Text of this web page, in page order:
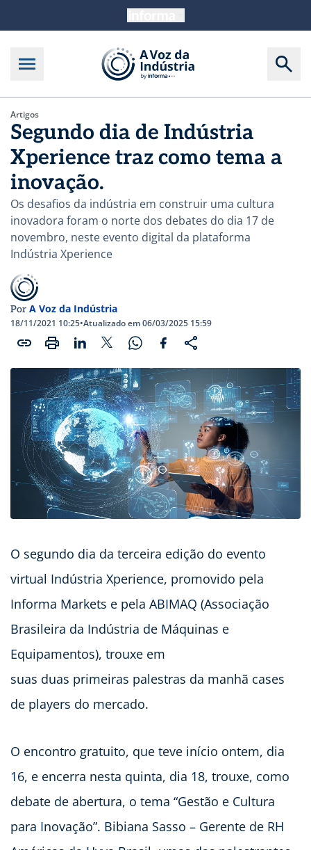
Artigos
Segundo dia de Indústria
Xperience traz como tema a
inovação.
Os desafios da indústria em construir uma cultura
inovadora foram o norte dos debates do dia 17 de
novembro, neste evento digital da plataforma
Indústria Xperience
Por A Voz da Indústria
18/11/2021 10:25•Atualizado em 06/03/2025 15:59
O segundo dia da terceira edição do evento
virtual Indústria Xperience, promovido pela
Informa Markets e pela ABIMAQ (Associação
Brasileira da Indústria de Máquinas e
Equipamentos), trouxe em
suas duas primeiras palestras da manhã cases
de players do mercado.
O encontro gratuito, que teve início ontem, dia
16, e encerra nesta quinta, dia 18, trouxe, como
debate de abertura, o tema “Gestão e Cultura
para Inovação”. Bibiana Sasso – Gerente de RH